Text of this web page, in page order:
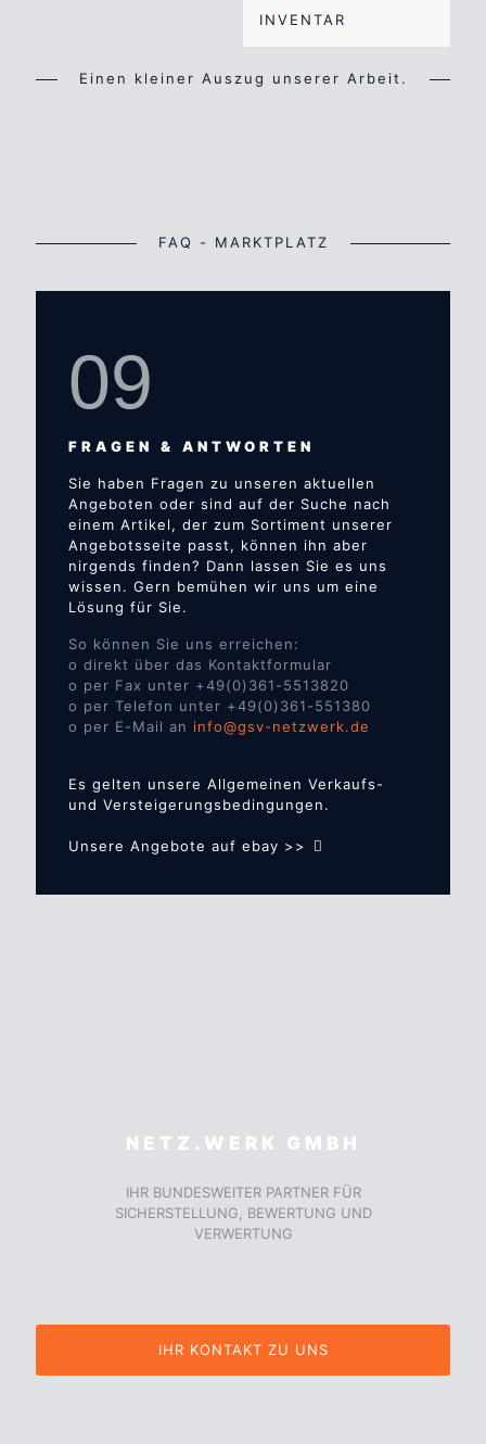
INVENTAR
Einen kleiner Auszug unserer Arbeit.
FAQ - MARKTPLATZ
09
FRAGEN & ANTWORTEN
Sie haben Fragen zu unseren aktuellen
Angeboten oder sind auf der Suche nach
einem Artikel, der zum Sortiment unserer
Angebotsseite passt, können ihn aber
nirgends finden? Dann lassen Sie es uns
wissen. Gern bemühen wir uns um eine
Lösung für Sie.
So können Sie uns erreichen:
o direkt über das Kontaktformular
o per Fax unter +49(0)361-5513820
o per Telefon unter +49(0)361-551380
o per E-Mail an info@gsv-netzwerk.de
Es gelten unsere Allgemeinen Verkaufs-
und Versteigerungsbedingungen.
Unsere Angebote auf ebay >>
NETZ.WERK GMBH
IHR BUNDESWEITER PARTNER FÜR
SICHERSTELLUNG, BEWERTUNG UND
VERWERTUNG
IHR KONTAKT ZU UNS